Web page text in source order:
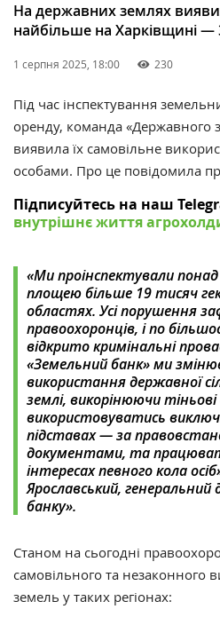
На державних землях
найбільше на Харківщині
1 серпня 2025, 18:00 230
Під час інспектування
оренду, команда «Державного
виявила їх самовільне
особами. Про це повідомила
Підписуйтесь на наш
внутрішнє життя
«Ми проінспектували
площею більше 19 тисяч
областях. Усі порушення
правоохоронців, і по
відкрито кримінальні
«Земельний банк» ми
використання державної
землі, викорінюючи
використовуватись
підставах — за
документами, та
інтересах певного кола
Ярославський,
банку».
Станом на сьогодні
самовільного та незаконного
земель у таких регіонах: